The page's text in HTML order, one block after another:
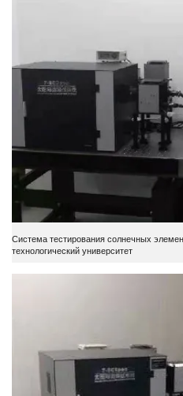
Система тестирования солнечных
технологический университет